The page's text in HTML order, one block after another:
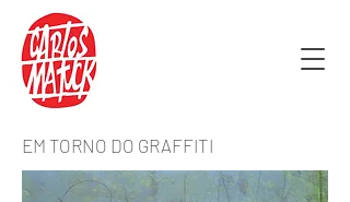
EM TORNO DO GRAFFITI